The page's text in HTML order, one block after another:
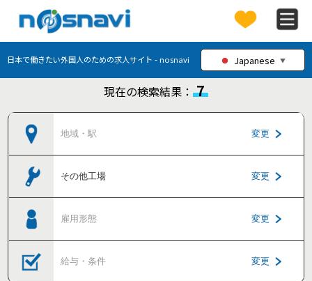
日本で働きたい外国人のための求人サイト - nosnavi Japanese ▼
現在の検索結果： 7
地域・駅 変更
その他工場 変更
雇用形態 変更
給与・条件 変更